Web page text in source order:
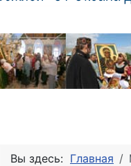
Вы здесь: Главная